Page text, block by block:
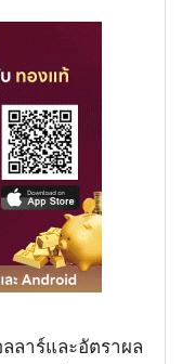
ลาร์และอัตราผล